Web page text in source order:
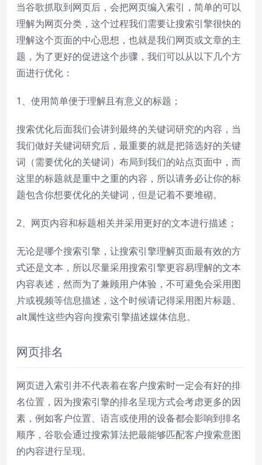
当谷歌抓取到网页后，会把网页编入索引，简单的可以
理解为网页分类，这个过程我们需要让搜索引擎很快的
理解这个页面的中心思想，也就是我们网页或文章的主
题，为了更好的促进这个步骤，我们可以从以下几个方
面进行优化：
1、使用简单便于理解且有意义的标题；
搜索优化后面我们会讲到最终的关键词研究的内容，当
我们做好关键词研究后，最重要的就是把筛选好的关键
词（需要优化的关键词）布局到我们的站点页面中，而
这里的标题就是重中之重的内容，所以请务必让你的标
题包含你想要优化的关键词，但是记着不要堆砌。
2、网页内容和标题相关并采用更好的文本进行描述；
无论是哪个搜索引擎，让搜索引擎理解页面最有效的方
式还是文本，所以尽量采用搜索引擎更容易理解的文本
内容表述，然而为了兼顾用户体验，不可避免会采用图
片或视频等信息描述，这个时候请记得采用图片标题、
alt属性这些内容向搜索引擎描述媒体信息。
网页排名
网页进入索引并不代表着在客户搜索时一定会有好的排
名位置，因为搜索引擎的排名呈现方式会考虑更多的因
素，例如客户位置、语言或使用的设备都会影响到排名
顺序，谷歌会通过搜索算法把最能够匹配客户搜索意图
的内容进行呈现。